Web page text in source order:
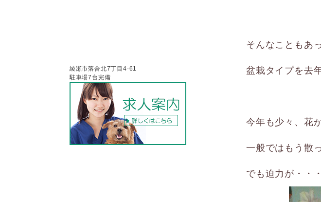
そんなこともあ
盆栽タイプを去
今年も少々、花
一般ではもう散
でも迫力が・・
綾瀬市落合北7丁目4-61
駐車場7台完備